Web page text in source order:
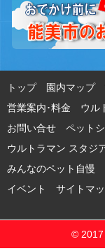
トップ 園内マップ
営業案内･料金 ウル
お問い合せ
ペット
ウルトラマン スタジ
みんなのペット自慢
イベント
サイトマ
© 2017